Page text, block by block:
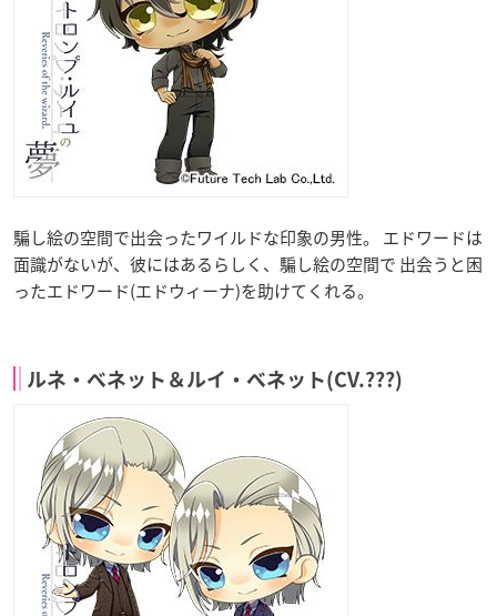
騙し絵の空間で出会ったワイルドな印象の男性。 エドワードは
面識がないが、彼にはあるらしく、騙し絵の空間で 出会うと困
ったエドワード(エドウィーナ)を助けてくれる。
ルネ・ベネット＆ルイ・ベネット(CV.???)